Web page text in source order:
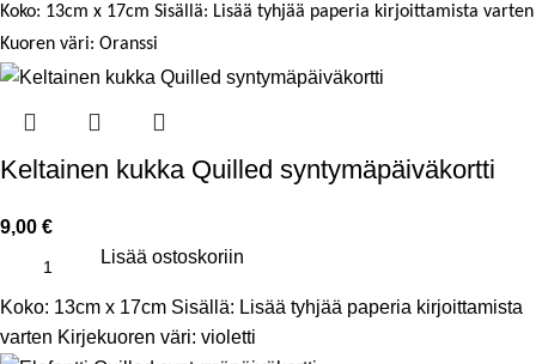
Koko: 13cm x 17cm Sisällä: Lisää tyhjää paperia kirjoittamista varten
Kuoren väri: Oranssi
Keltainen kukka Quilled syntymäpäiväkortti
9,00 €
Lisää ostoskoriin
Koko: 13cm x 17cm Sisällä: Lisää tyhjää paperia kirjoittamista
varten Kirjekuoren väri: violetti